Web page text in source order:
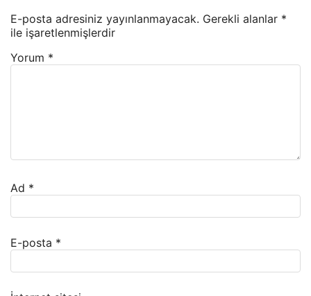
E-posta adresiniz yayınlanmayacak. Gerekli alanlar *
ile işaretlenmişlerdir
Yorum *
Ad *
E-posta *